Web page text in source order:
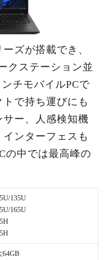
ズが搭載でき、
クステーション並
チモバイルPCで
で持ち運びにも
ー、人感検知機
ンターフェスも
の中では最高峰の
135U
165U
64GB